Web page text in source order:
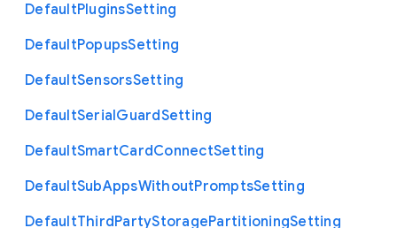
DefaultPluginsSetting
DefaultPopupsSetting
DefaultSensorsSetting
DefaultSerialGuardSetting
DefaultSmartCardConnectSetting
DefaultSubAppsWithoutPromptsSetting
DefaultThirdPartyStoragePartitioningSetting